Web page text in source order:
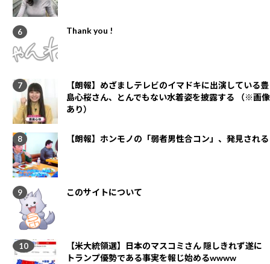
Thank you !
【朗報】めざましテレビのイマドキに出演している豊
島心桜さん、とんでもない水着姿を披露する （※画像
あり）
【朗報】ホンモノの「弱者男性合コン」、発見される
このサイトについて
【米大統領選】日本のマスコミさん 隠しきれず遂に
トランプ優勢である事実を報じ始めるwwww